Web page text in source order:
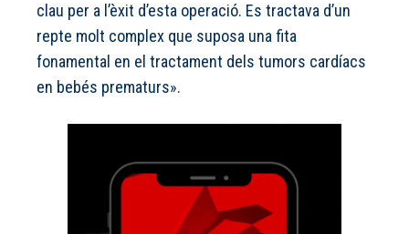
clau per a l’èxit d’esta operació. Es tractava d’un
repte molt complex que suposa una fita
fonamental en el tractament dels tumors cardíacs
en bebés prematurs».